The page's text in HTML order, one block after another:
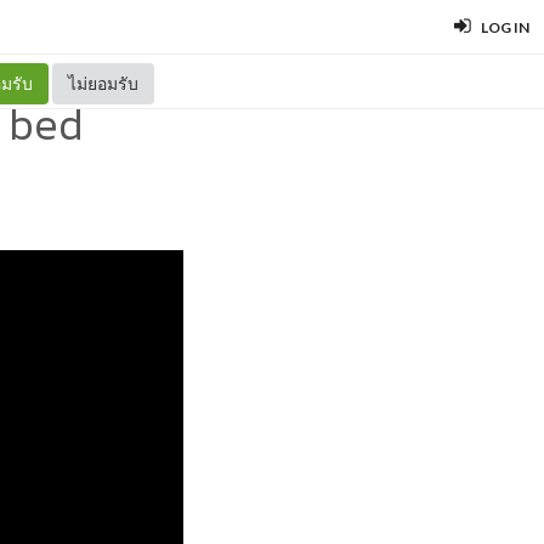
LOG IN
รับ ไม่ยอมรับ